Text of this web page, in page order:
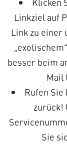
Linkziel auf
Link zu einer
besser beim
Mail
Rufen
zurück!
Sie